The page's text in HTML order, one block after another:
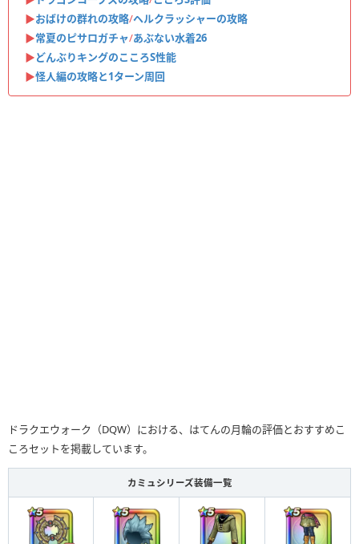
▶︎おばけの群れの攻略/ヘルクラッシャーの攻略
▶︎常夏のピサロガチャ/あぶない水着26
▶︎どんぶりキングのこころS性能
▶︎怪人編の攻略と1ターン周回
ドラクエウォーク（DQW）における、はてんの月輪の評価とおすすめこ
ころセットを掲載しています。
カミュシリーズ装備一覧